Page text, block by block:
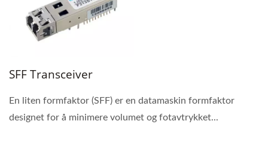
SFF Transceiver
En liten formfaktor (SFF) er en datamaskin formfaktor
designet for å minimere volumet og fotavtrykket...